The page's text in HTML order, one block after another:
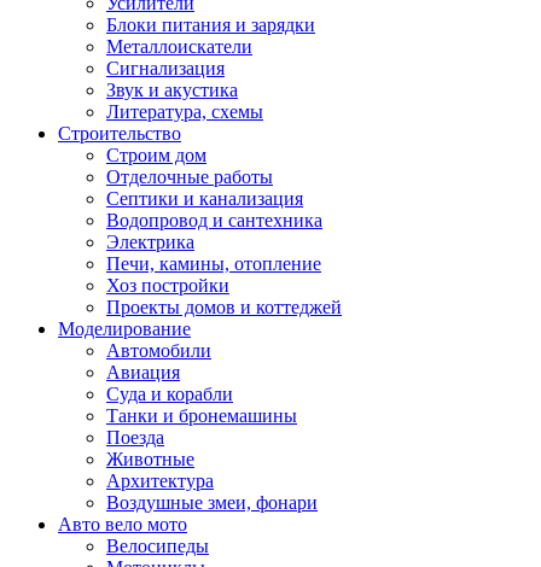
Блоки питания и зарядки
Металлоискатели
Сигнализация
Звук и акустика
Литература, схемы
Строительство
Строим дом
Отделочные работы
Септики и канализация
Водопровод и сантехника
Электрика
Печи, камины, отопление
Хоз постройки
Проекты домов и коттеджей
Моделирование
Автомобили
Авиация
Суда и корабли
Танки и бронемашины
Поезда
Животные
Архитектура
Воздушные змеи, фонари
Авто вело мото
Велосипеды